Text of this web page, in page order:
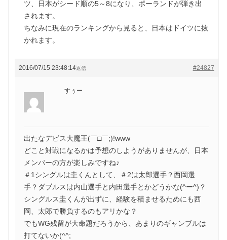
ツ、日本がシード順の5～8になり、ポーランドが弾き出
されます。
ちなみに現在のランキングから見ると、日本はドイツに抜
かれます。
2016/07/15 23:48:14 #24827
返信
すぅー
出たなデビス大魔王(￣□￣;)!www
どこと対戦になるかは予想のしようがありませんが、日本
メンバーの方が楽しみですね♪
＃1シングルは圭くんとして、＃2は太郎選手？西岡選
手？ダブルスは内山選手と内田選手とかどうかな(^ー^)？
シングルス圭くんが出ずに、経験を積ませるためにも西
岡、太郎で勝負するのもアリかな？
でもWG残留が大命題だろうから、あまりのギャンブルは
打てないか(^^;